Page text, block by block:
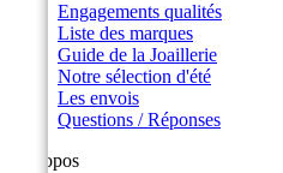
Engagements qualités
Liste des marques
Guide de la Joaillerie
Notre sélection d'été
Les envois
Questions / Réponses
A propos